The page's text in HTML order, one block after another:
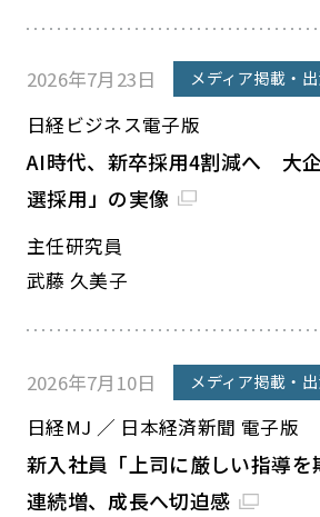
2026年7月23日 メディア掲載・
日経ビジネス電子版
AI時代、新卒採用4割減へ 大
選採用」の実像
主任研究員
武藤 久美子
2026年7月10日 メディア掲載・
日経MJ ／ 日本経済新聞 電子版
新入社員「上司に厳しい指導
連続増、成長へ切迫感